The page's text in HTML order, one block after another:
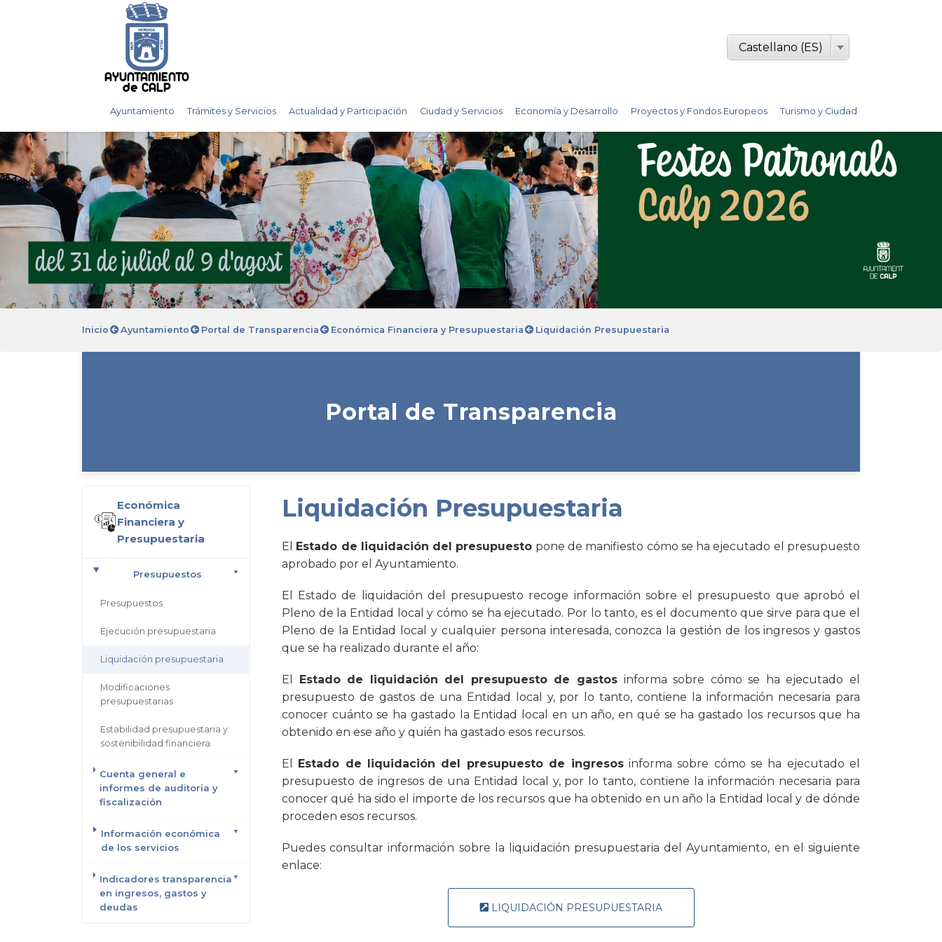
AYUNTAMIENTO
de CALP
Castellano (ES)
Ayuntamiento Trámites y Servicios Actualidad y Participación Ciudad y Servicios Economía y Desarrollo Proyectos y Fondos Europeos Turismo y Ciudad
Inicio Ayuntamiento Portal de Transparencia Económica Financiera y Presupuestaria Liquidación Presupuestaria
Portal de Transparencia
Económica
Financiera y
Presupuestaria
Presupuestos
Presupuestos
Ejecución presupuestaria
Liquidación presupuestaria
Modificaciones
presupuestarias
Estabilidad presupuestaria y
sostenibilidad financiera
Cuenta general e
informes de auditoría y
fiscalización
Información económica
de los servicios
Indicadores transparencia
en ingresos, gastos y
deudas
Liquidación Presupuestaria
El Estado de liquidación del presupuesto pone de manifiesto cómo se ha ejecutado el presupuesto
aprobado por el Ayuntamiento.
El Estado de liquidación del presupuesto recoge información sobre el presupuesto que aprobó el
Pleno de la Entidad local y cómo se ha ejecutado. Por lo tanto, es el documento que sirve para que el
Pleno de la Entidad local y cualquier persona interesada, conozca la gestión de los ingresos y gastos
que se ha realizado durante el año:
El Estado de liquidación del presupuesto de gastos informa sobre cómo se ha ejecutado el
presupuesto de gastos de una Entidad local y, por lo tanto, contiene la información necesaria para
conocer cuánto se ha gastado la Entidad local en un año, en qué se ha gastado los recursos que ha
obtenido en ese año y quién ha gastado esos recursos.
El Estado de liquidación del presupuesto de ingresosinforma sobre cómo se ha ejecutado el
presupuesto de ingresos de una Entidad local y, por lo tanto, contiene la información necesaria para
conocer qué ha sido el importe de los recursos que ha obtenido en un año la Entidad local y de dónde
proceden esos recursos.
Puedes consultar información sobre la liquidación presupuestaria del Ayuntamiento, en el siguiente
enlace:
LIQUIDACIÓN PRESUPUESTARIA